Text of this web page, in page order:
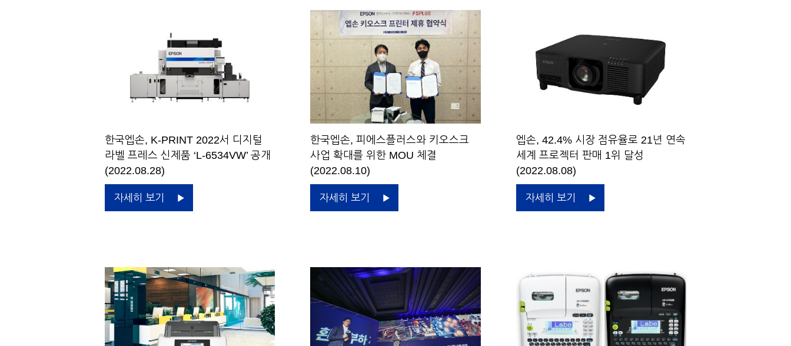
한국엡손, K-PRINT 2022서 디지털
라벨 프레스 신제품 ‘L-6534VW’ 공개
(2022.08.28)
자세히 보기
한국엡손, 피에스플러스와 키오스크
사업 확대를 위한 MOU 체결
(2022.08.10)
자세히 보기
엡손, 42.4% 시장 점유율로 21년 연속
세계 프로젝터 판매 1위 달성
(2022.08.08)
자세히 보기